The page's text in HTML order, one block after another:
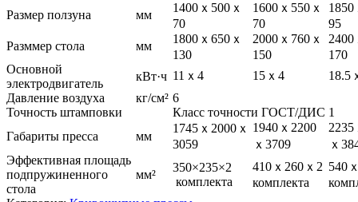
Размер ползуна мм
1400ｘ500ｘ
70
1600ｘ550ｘ
70
95
Разммер стола
мм
1800ｘ650ｘ
130
2000ｘ760ｘ
150
170
Основной
электродвигатель
кВт·ч 11ｘ4 15ｘ4
18.5
Давление воздуха
кг/см² 6
Точность штамповки
Класс точности ГОСТ/ДИС 1
Габариты пресса
мм
1745ｘ2000ｘ
3059
1940ｘ2200
ｘ3709
2235
ｘ
Эффективная площадь
подпружиненного
стола
мм²
350×235×2
комплекта
410 ｘ 260 ｘ 2
комплекта
540